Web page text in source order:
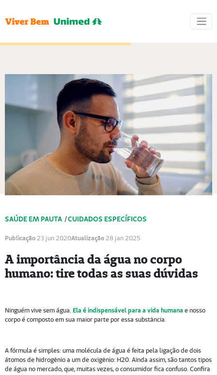
SAÚDE EM PAUTA /CUIDADOS ESPECÍFICOS
Publicação23 jun 2020Atualização28 jan 2025
A importância da água no corpo
humano: tire todas as suas dúvidas
Ninguém vive sem água. Ela é indispensável para a vida humana e nosso
corpo é composto em sua maior parte por essa substância.
A fórmula é simples: uma molécula de água é feita pela ligação de dois
átomos de hidrogênio a um de oxigênio: H20. Ainda assim, são tantos tipos
de água no mercado, que, muitas vezes, o consumidor fica confuso. Confira